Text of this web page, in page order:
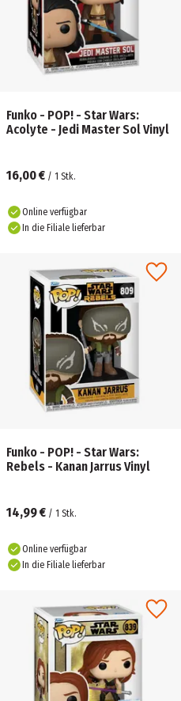
Funko - POP! - Star Wars:
Acolyte - Jedi Master Sol Vinyl
16,00 € / 1 Stk.
Online verfügbar
In die Filiale lieferbar
Funko - POP! - Star Wars:
Rebels - Kanan Jarrus Vinyl
14,99 € / 1 Stk.
Online verfügbar
In die Filiale lieferbar